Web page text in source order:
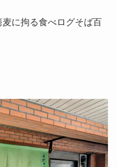
に拘る食べログそば百